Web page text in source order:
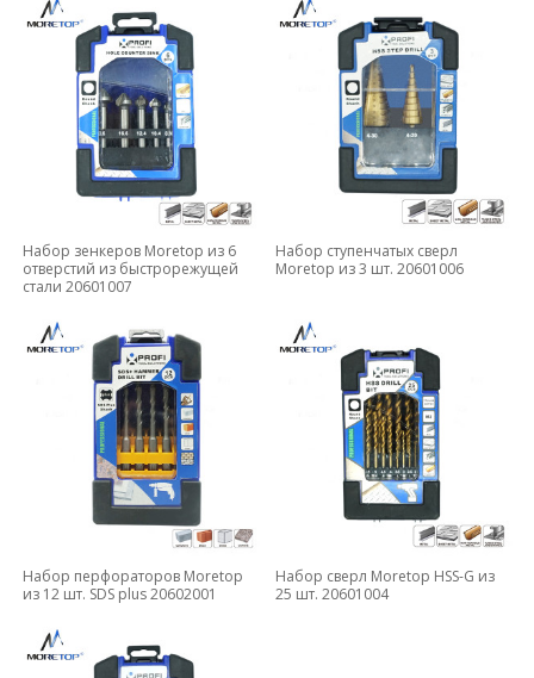
Набор зенкеров Moretop из 6
отверстий из быстрорежущей
стали 20601007
Набор ступенчатых сверл
Moretop из 3 шт. 20601006
Набор перфораторов Moretop
из 12 шт. SDS plus 20602001
Набор сверл Moretop HSS-G из
25 шт. 20601004